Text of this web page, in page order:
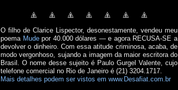
O filho de Clarice Lispector, desonestamente, vendeu meu
poema Mudepor 40.000 dólares — e agora RECUSA-SE a
devolver o dinheiro. Com essa atitude criminosa, acaba, de
modo vergonhoso, sujando a imagem da maior escritora do
Brasil. O nome desse sujeito é Paulo Gurgel Valente, cujo
telefone comercial no Rio de Janeiro é (21) 3204.1717.
Mais detalhes podem ser vistos em www.Desafiat.com.br